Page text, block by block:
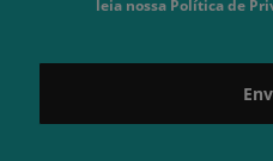
leia nossa Política de